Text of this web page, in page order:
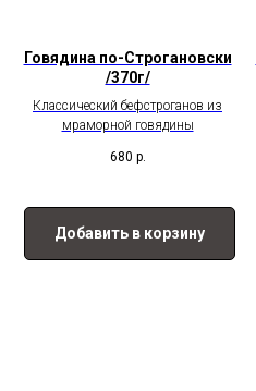
Говядина по-Строгановски
/370г/
Классический бефстроганов из
мраморной говядины
680 р.
Добавить в корзину